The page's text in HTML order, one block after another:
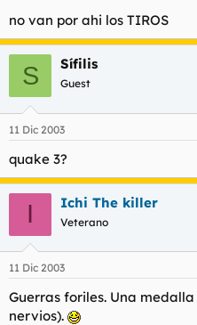
no van por ahi los TIROS
S Sífilis
Guest
11 Dic 2003
quake 3?
I Ichi The killer
Veterano
11 Dic 2003
Guerras foriles. Una
nervios).